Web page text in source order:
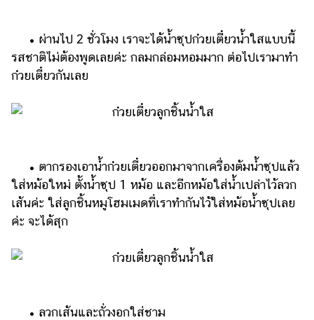
• ผ่านไป 2 ชั่วโมง เราจะได้น้ำซุปก๋วยเตี๋ยวน้ำใสแบบนี้
รสชาติไม่ต้องพูดเลยค่ะ กลมกล่อมหอมมาก ต่อไปเรามาทำ
ก๋วยเตี๋ยวกันเลย
• ตากรองเอาน้ำก๋วยเตี๋ยวออกมาจากเครื่องต้มน้ำซุปแล้ว
ใส่หม้อใหม่ ตั้งน้ำซุป 1 หม้อ และอีกหม้อใส่น้ำเปล่าไว้ลวก
เส้นค่ะ ใส่ลูกชิ้นหมูโฮมเมดที่เราทำกันไว้ใส่หม้อน้ำซุปเลย
ค่ะ จะได้สุก
• ลวกเส้นและถั่วงอกใส่ชาม